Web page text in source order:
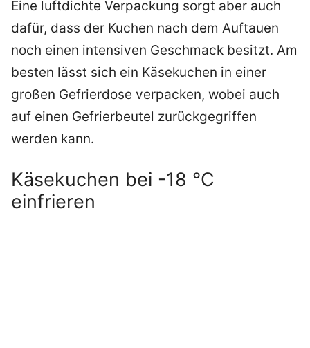
Eine luftdichte Verpackung sorgt aber auch
dafür, dass der Kuchen nach dem Auftauen
noch einen intensiven Geschmack besitzt. Am
besten lässt sich ein Käsekuchen in einer
großen Gefrierdose verpacken, wobei auch
auf einen Gefrierbeutel zurückgegriffen
werden kann.
Käsekuchen bei -18 °C
einfrieren